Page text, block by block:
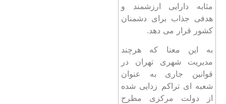
مثابه دارایی ارزشمند و
هدفی جذاب برای دشمنان
کشور قرار می‌ دهد.
به این معنا که هرچند
مدیریت شهری تهران در
قوانین جاری به عنوان
شعبه ‌ای تراکم‌ زدایی شده
از دولت مرکزی مطرح